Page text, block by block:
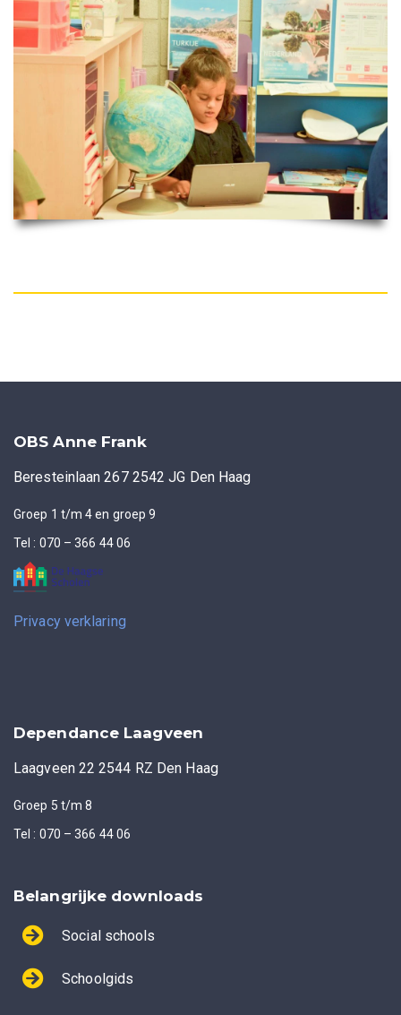
OBS Anne Frank
Beresteinlaan 267 2542 JG Den Haag
Groep 1 t/m 4 en groep 9
Tel : 070 – 366 44 06
Privacy verklaring
Dependance Laagveen
Laagveen 22 2544 RZ Den Haag
Groep 5 t/m 8
Tel : 070 – 366 44 06
Belangrijke downloads
Social schools
Schoolgids